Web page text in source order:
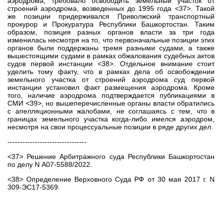
строений аэродрома, возведенных до 1995 года <37>. Такой
же позиции придерживался Приволжский транспортный
прокурор и Прокуратура Республики Башкортостан. Таким
образом, позиция разных органов власти за три года
изменилась несмотря на то, что первоначальные позиции этих
органов были поддержаны тремя разными судами, а также
вышестоящими судами в рамках обжалования судебных актов
судов первой инстанции <38>. Отдельное внимание стоит
уделить тому факту, что в рамках дела об освобождении
земельного участка от строений аэродрома суд первой
инстанции установил факт размещения аэродрома. Кроме
того, наличие аэродрома подтверждается публикациями в
СМИ <39>, но вышеперечисленные органы власти обратились
с апелляционными жалобами, не соглашаясь с тем, что в
границах земельного участка когда-либо имелся аэродром,
несмотря на свои процессуальные позиции в ряде других дел.
--------------------------------
<37> Решение Арбитражного суда Республики Башкортостан
по делу N А07-5588/2022.
<38> Определение Верховного Суда РФ от 30 мая 2017 г. N
309-ЭС17-5369.